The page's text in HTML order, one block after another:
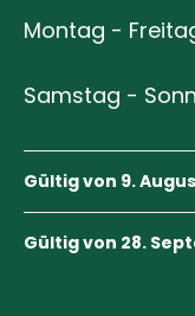
Montag -
Samstag -
Gültig von 9.
Montag -
Gültig von 28.